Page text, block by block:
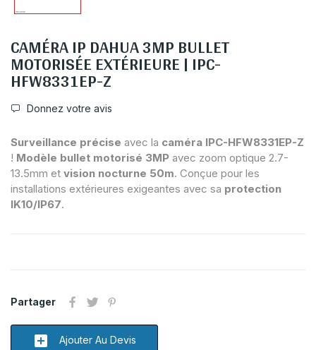
CAMÉRA IP DAHUA 3MP BULLET
MOTORISÉE EXTÉRIEURE | IPC-
HFW8331EP-Z
Donnez votre avis
Surveillance précise avec la caméra IPC-HFW8331EP-Z
! Modèle bullet motorisé 3MP avec zoom optique 2.7-
13.5mm et vision nocturne 50m. Conçue pour les
installations extérieures exigeantes avec sa protection
IK10/IP67.
Partager
add_box Ajouter Au Devis